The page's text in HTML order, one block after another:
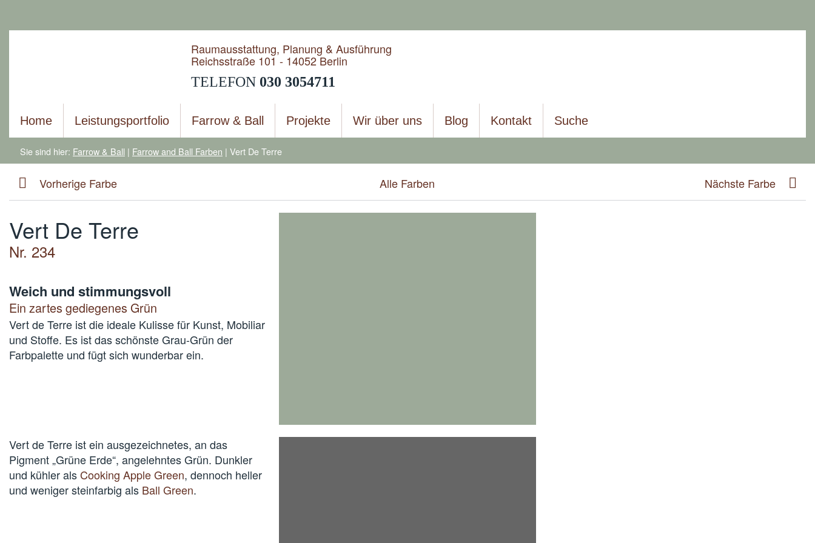
Raumausstattung, Planung & Ausführung
Reichsstraße 101 - 14052 Berlin
TELEFON 030 3054711
Home Leistungsportfolio Farrow & Ball Projekte Wir über uns Blog Kontakt Suche
Sie sind hier: Farrow & Ball | Farrow and Ball Farben | Vert De Terre
Vorherige Farbe Alle Farben Nächste Farbe
Vert De Terre
Nr. 234
Weich und stimmungsvoll
Ein zartes gediegenes Grün
Vert de Terre ist die ideale Kulisse für Kunst, Mobiliar
und Stoffe. Es ist das schönste Grau-Grün der
Farbpalette und fügt sich wunderbar ein.
Vert de Terre ist ein ausgezeichnetes, an das
Pigment „Grüne Erde“, angelehntes Grün. Dunkler
und kühler als Cooking Apple Green, dennoch heller
und weniger steinfarbig als Ball Green.